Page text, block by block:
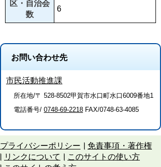
区・自治会
数
6
お問い合わせ先
市民活動推進課
所在地/〒 528-8502甲賀市水口町水口6009番地1
電話番号/ 0748-69-2218 FAX/0748-63-4085
プライバシーポリシー
免責事項・著作権
リンクについて
このサイトの使い方